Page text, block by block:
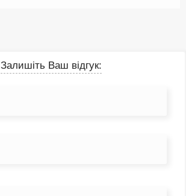
Залишіть Ваш відгук: